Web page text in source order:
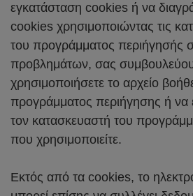
εγκατάσταση cookies ή να
cookies χρησιμοποιώντας τις
του προγράμματος περιήγησής
προβλημάτων, σας
χρησιμοποιήσετε το αρχείο
προγράμματος περιήγησης ή να
τον κατασκευαστή του
που χρησιμοποιείτε.
Εκτός από τα cookies, το